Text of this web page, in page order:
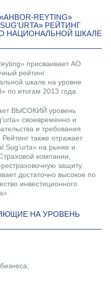
REYTING»
РЕЙТИНГ
НАЦИОНАЛЬНОЙ ШКАЛЕ
присваивает АО
рейтинг
шкале на уровне
по итогам 2013 года.
ВЫСОКИЙ уровень
своевременно и
и требования
также отражает
Sug’urta» на рынке и
компании,
защиту.
достаточно высокое по
инвестиционного
НА УРОВЕНЬ